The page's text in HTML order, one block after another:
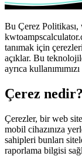
Bu Çerez
tanımak için
açıklar. Bu
ayrıca
Çerez nedir?
Çerezler, bir web
mobil cihazınıza
sahipleri bunları
raporlama bilgisi